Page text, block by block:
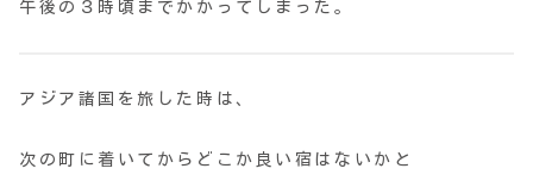
午後の３時頃までかかってしまった。
アジア諸国を旅した時は、
次の町に着いてからどこか良い宿はないかと